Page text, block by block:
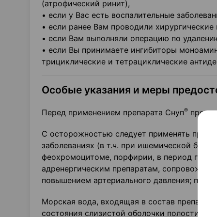
(атрофический ринит),
• если у Вас есть воспалительные
• если ранее Вам проводили
• если Вам выполняли операцию по
• если Вы принимаете ингибиторы
трициклические и тетрациклические
Особые указания и меры
Перед применением препарата Снуп®
С осторожностью следует применять
заболеваниях (в т.ч. при ишемической
феохромоцитоме, порфирии, в период
адренергическим препаратам,
повышением артериального давления;
Морская вода, входящая в состав
состояния слизистой оболочки полости